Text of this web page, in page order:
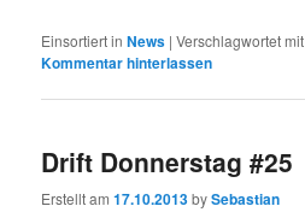
Einsortiert in News |Verschlagwortet mit
Kommentar hinterlassen
Drift Donnerstag #25
Erstellt am17.10.2013bySebastian